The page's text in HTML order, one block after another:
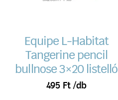
Equipe L-Habitat
Tangerine pencil
bullnose 3×20 listelló
495 Ft /db